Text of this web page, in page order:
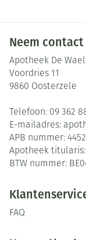
Neem
Apotheek De Wael
Voordries 11
9860 Oosterzele
Telefoon: 09 362
E-mailadres:
APB nummer:
Apotheek titularis:
BTW nummer:
FAQ